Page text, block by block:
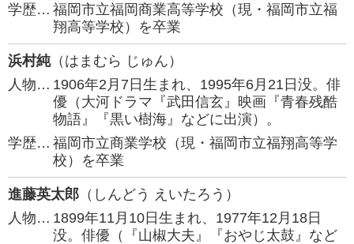
学歴… 福岡市立福岡商業高等学校（現・福岡市立福
翔高等学校）を卒業
浜村純（はまむら じゅん）
人物… 1906年2月7日生まれ、1995年6月21日没。俳
優（大河ドラマ『武田信玄』映画『青春残酷
物語』『黒い樹海』などに出演）。
学歴… 福岡市立商業学校（現・福岡市立福翔高等学
校）を卒業
進藤英太郎 （しんどう えいたろう）
人物… 1899年11月10日生まれ、1977年12月18日
没。俳優（『山椒大夫』『おやじ太鼓』など